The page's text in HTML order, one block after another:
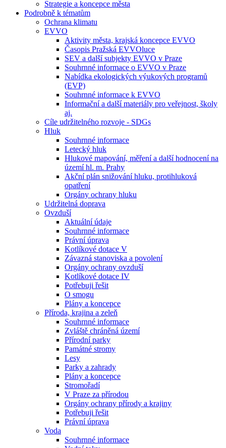
Strategie a koncepce města
Podrobně k tématům
Ochrana klimatu
EVVO
Aktivity města, krajská koncepce EVVO
Časopis Pražská EVVOluce
SEV a další subjekty EVVO v Praze
Souhrnné informace o EVVO v Praze
Nabídka ekologických výukových programů
(EVP)
Souhrnné informace k EVVO
Informační a další materiály pro veřejnost, školy
aj.
Cíle udržitelného rozvoje - SDGs
Hluk
Souhrnné informace
Letecký hluk
Hlukové mapování, měření a další hodnocení na
území hl. m. Prahy
Akční plán snižování hluku, protihluková
opatření
Orgány ochrany hluku
Udržitelná doprava
Ovzduší
Aktuální údaje
Souhrnné informace
Právní úprava
Kotlíkové dotace V
Závazná stanoviska a povolení
Orgány ochrany ovzduší
Kotlíkové dotace IV
Potřebuji řešit
O smogu
Plány a koncepce
Příroda, krajina a zeleň
Souhrnné informace
Zvláště chráněná území
Přírodní parky
Památné stromy
Lesy
Parky a zahrady
Plány a koncepce
Stromořadí
V Praze za přírodou
Orgány ochrany přírody a krajiny
Potřebuji řešit
Právní úprava
Voda
Souhrnné informace